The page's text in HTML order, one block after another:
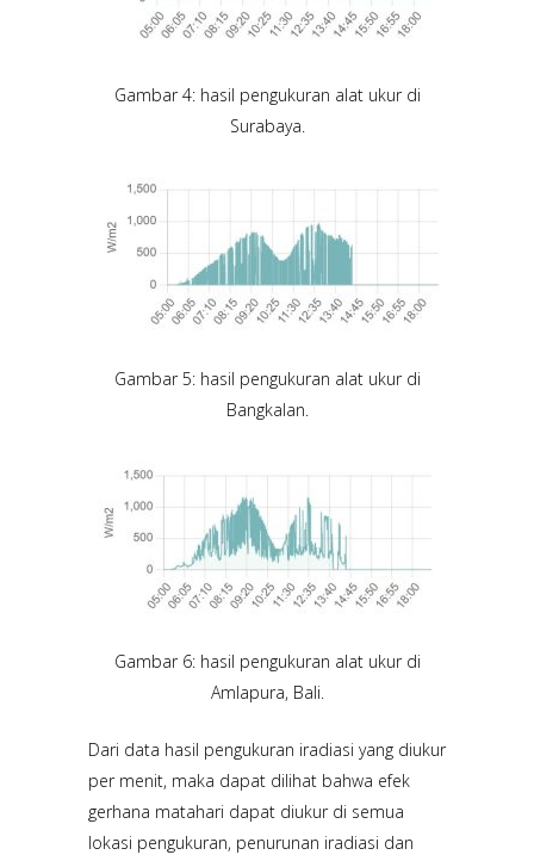
Gambar 4: hasil pengukuran alat ukur di
Surabaya.
Gambar 5: hasil pengukuran alat ukur di
Bangkalan.
Gambar 6: hasil pengukuran alat ukur di
Amlapura, Bali.
Dari data hasil pengukuran iradiasi yang diukur
per menit, maka dapat dilihat bahwa efek
gerhana matahari dapat diukur di semua
lokasi pengukuran, penurunan iradiasi dan